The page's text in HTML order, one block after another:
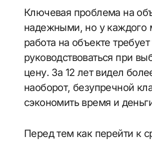
Ключевая проблема на объектах — выбор каркаса. Металл и дерево кажутся
надежными, но у каждого
работа на объекте
руководствоваться при
цену. За 12 лет видел
наоборот, безупречной
сэкономить время и
Перед тем как перейти к